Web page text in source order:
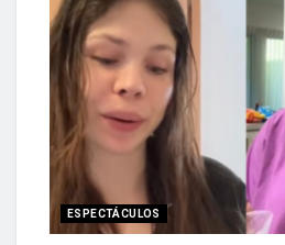
ESPECTÁCULOS